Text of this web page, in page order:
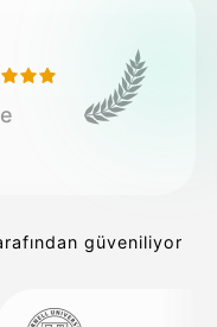
güveniliyor